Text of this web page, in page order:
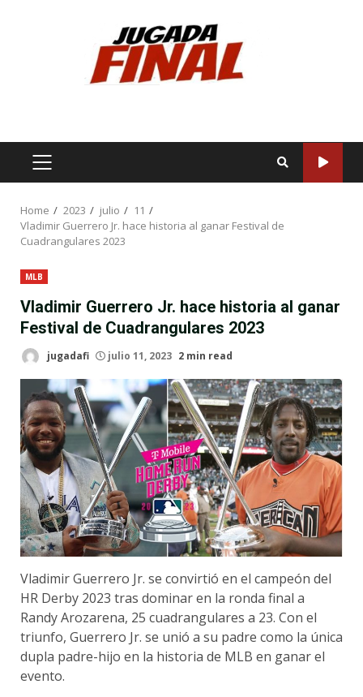
PRIMARY
Home 2023 julio
11
Vladimir Guerrero Jr. hace historia al ganar Festival de
Cuadrangulares 2023
MLB
Vladimir Guerrero Jr. hace historia al ganar
Festival de Cuadrangulares 2023
jugadafi julio 11, 2023 2 min read
Vladimir Guerrero Jr. se convirtió en el campeón del
HR Derby 2023 tras dominar en la ronda final a
Randy Arozarena, 25 cuadrangulares a 23. Con el
triunfo, Guerrero Jr. se unió a su padre como la única
dupla padre-hijo en la historia de MLB en ganar el
evento.